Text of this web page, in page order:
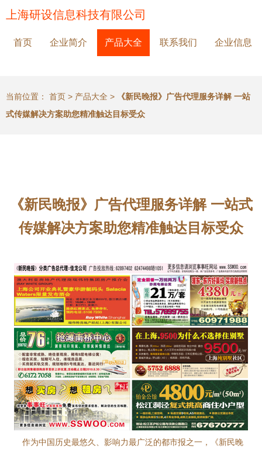
上海研设信息科技有限公司
首页 企业简介 产品大全 联系我们 企业信息
当前位置： 首页 > 产品大全 >
《新民晚报》广告代理服务详解 一站
式传媒解决方案助您精准触达目标受众
《新民晚报》广告代理服务详解 一站式
传媒解决方案助您精准触达目标受众
作为中国历史最悠久、影响力最广泛的都市报之一，《新民晚